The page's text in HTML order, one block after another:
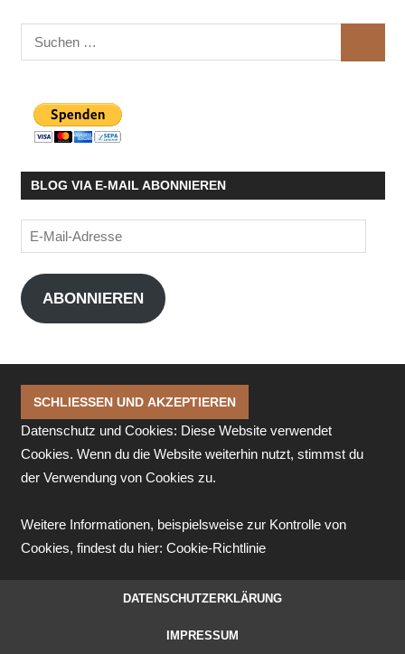
Suchen
nach:
BLOG VIA E-MAIL ABONNIEREN
E-
Mail-
Adresse
ABONNIEREN
Datenschutz und Cookies: Diese Website verwendet
Cookies. Wenn du die Website weiterhin nutzt, stimmst du
der Verwendung von Cookies zu.
Weitere Informationen, beispielsweise zur Kontrolle von
Cookies, findest du hier: Cookie-Richtlinie
DATENSCHUTZERKLÄRUNG
IMPRESSUM